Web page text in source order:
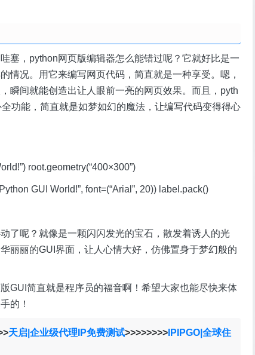
塞，python网页版编辑器怎么能错过呢？它就好比是一
情况。用它来编写网页代码，简直就是一种享受。嗯，
瞬间就能创造出让人眼前一亮的网页效果。而且，pyth
功能，简直就是如梦如幻的魔法，让编写代码变得得心
root.geometry(“400×300”)
GUI World!”, font=(“Arial”, 20)) label.pack()
了呢？就像是一颗闪闪发光的宝石，散发着诱人的光
丽丽的GUI界面，让人心情大好，仿佛置身于梦幻般的
GUI简直就是程序员的福音啊！希望大家也能尽快来体
的！
天启|企业级代理IP免费测试>>>>>>>>IPIPGO|全球住